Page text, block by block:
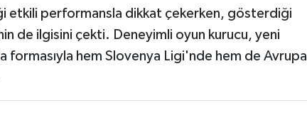
etkili performansla dikkat çekerken, gösterdiği
de ilgisini çekti. Deneyimli oyun kurucu, yeni
formasıyla hem Slovenya Ligi'nde hem de Avrupa